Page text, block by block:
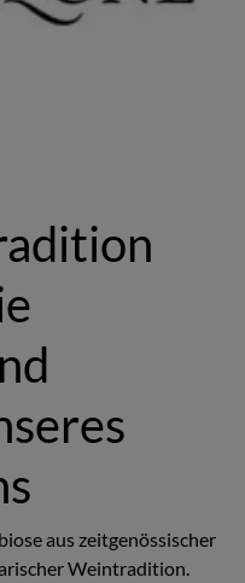
aus zeitgenössischer
Weintradition.